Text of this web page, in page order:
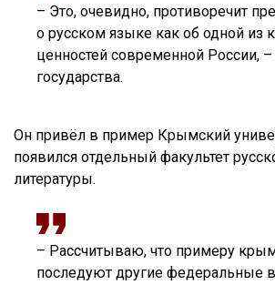
– Это, очевидно, противоречит
о русском языке как об одной из
ценностей современной России, –
государства.
Он привёл в пример Крымский
появился отдельный факультет
литературы.
– Рассчитываю, что примеру
последуют другие федеральные